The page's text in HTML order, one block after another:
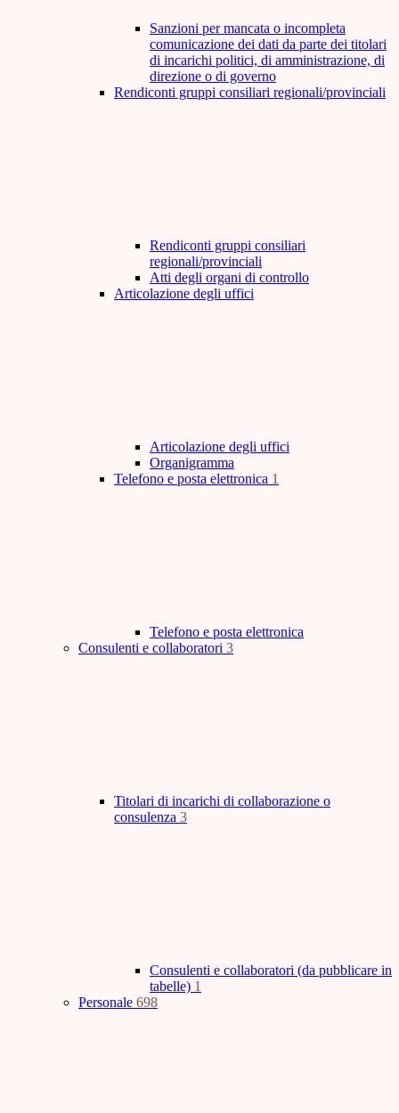
Sanzioni per mancata o incompleta
comunicazione dei dati da parte dei titolari
di incarichi politici, di amministrazione, di
direzione o di governo
Rendiconti gruppi consiliari regionali/provinciali
Rendiconti gruppi consiliari
regionali/provinciali
Atti degli organi di controllo
Articolazione degli uffici
Articolazione degli uffici
Organigramma
Telefono e posta elettronica 1
Telefono e posta elettronica
Consulenti e collaboratori 3
Titolari di incarichi di collaborazione o
consulenza 3
Consulenti e collaboratori (da pubblicare in
tabelle) 1
Personale 698